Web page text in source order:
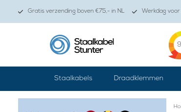
Gratis verzending boven €75,- in NL Werkdag voor
Staalkabels Draadklemmen